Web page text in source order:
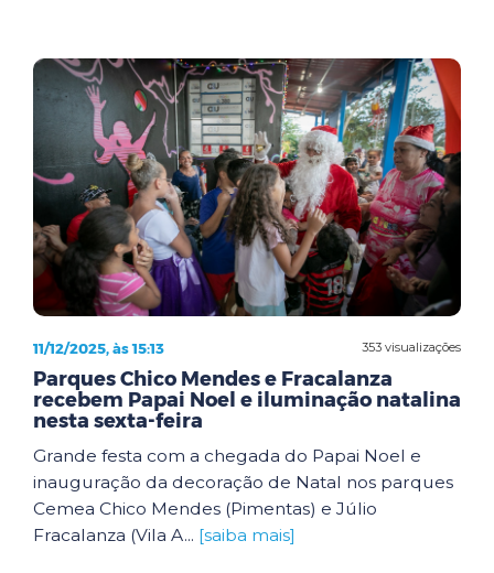
353 visualizações
11/12/2025, às 15:13
Parques Chico Mendes e Fracalanza
recebem Papai Noel e iluminação natalina
nesta sexta-feira
Grande festa com a chegada do Papai Noel e
inauguração da decoração de Natal nos parques
Cemea Chico Mendes (Pimentas) e Júlio
Fracalanza (Vila A... [saiba mais]